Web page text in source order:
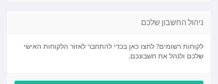
ניהול החשבון שלכם
לקוחות רשומים? לחצו כאן בכדי להתחבר לאזור הלקוחות האישי
שלכם ולנהל את חשבונכם.